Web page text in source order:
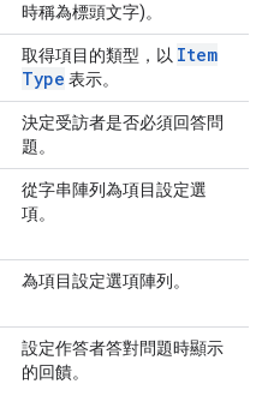
時稱為標頭文字)。
取得項目的類型，以 Item
Type 表示。
決定受訪者是否必須回答問
題。
從字串陣列為項目設定選
項。
為項目設定選項陣列。
設定作答者答對問題時顯示
的回饋。